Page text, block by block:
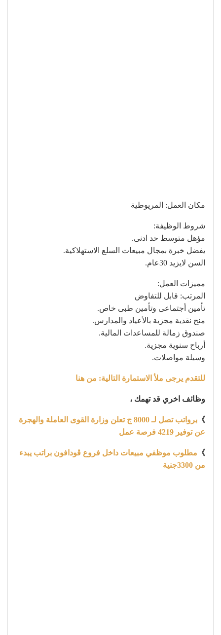
مكان العمل: المريوطية
شروط الوظيفة:
مؤهل متوسط حد ادنى.
يفضل خبرة بمجال مبيعات السلع الاستهلاكية.
السن لايزيد 30عام.
مميزات العمل:
المرتب: قابل للتفاوض
تأمين أجتماعى وتأمين طبى خاص.
منح نقدية مجزية بالأعياد والمدارس.
صندوق زمالة للمساعدات المالية.
أرباح سنوية مجزية.
وسيلة مواصلات.
للتقدم يرجى ملأ الاستمارة التالية: من هنا
وظائف اخري قد تهمك ،
》
برواتب تصل لـ 8000 ج تعلن وزارة القوى العاملة والهجرة
عن توفير 4219 فرصة عمل
》 مطلوب موظفي مبيعات داخل فروع ڤودافون براتب يبدء
من 3300جنية